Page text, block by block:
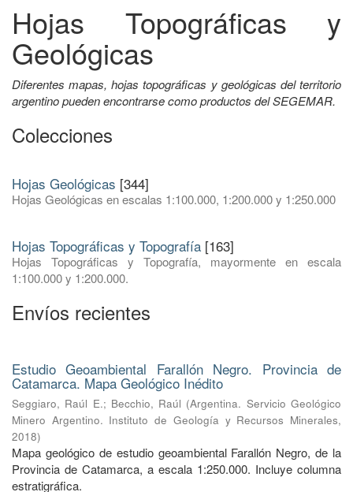
Hojas Topográficas y
Geológicas
Diferentes mapas, hojas topográficas y geológicas del territorio
argentino pueden encontrarse como productos del SEGEMAR.
Colecciones
Hojas Geológicas [344]
Hojas Geológicas en escalas 1:100.000, 1:200.000 y 1:250.000
Hojas Topográficas y Topografía [163]
Hojas Topográficas y Topografía, mayormente en escala
1:100.000 y 1:200.000.
Envíos recientes
Estudio Geoambiental Farallón Negro. Provincia de
Catamarca. Mapa Geológico Inédito
Seggiaro, Raúl E.; Becchio, Raúl (Argentina. Servicio Geológico
Minero Argentino. Instituto de Geología y Recursos Minerales,
2018)
Mapa geológico de estudio geoambiental Farallón Negro, de la
Provincia de Catamarca, a escala 1:250.000. Incluye columna
estratigráfica.